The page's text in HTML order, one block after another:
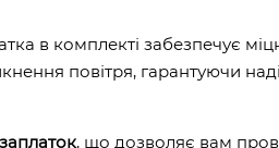
в комплекті забезпечує
повітря, гарантуючи
, що дозволяє вам